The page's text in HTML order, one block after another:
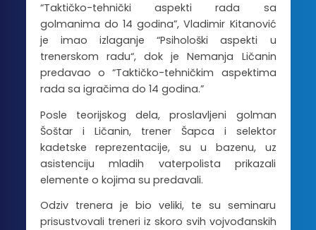
“Taktičko-tehnički aspekti rada sa
golmanima do 14 godina”, Vladimir Kitanović
je imao izlaganje “Psihološki aspekti u
trenerskom radu“, dok je Nemanja Ličanin
predavao o “Taktičko-tehničkim aspektima
rada sa igračima do 14 godina.”
Posle teorijskog dela, proslavljeni golman
Šoštar i Ličanin, trener Šapca i selektor
kadetske reprezentacije, su u bazenu, uz
asistenciju mladih vaterpolista prikazali
elemente o kojima su predavali.
Odziv trenera je bio veliki, te su seminaru
prisustvovali treneri iz skoro svih vojvođanskih